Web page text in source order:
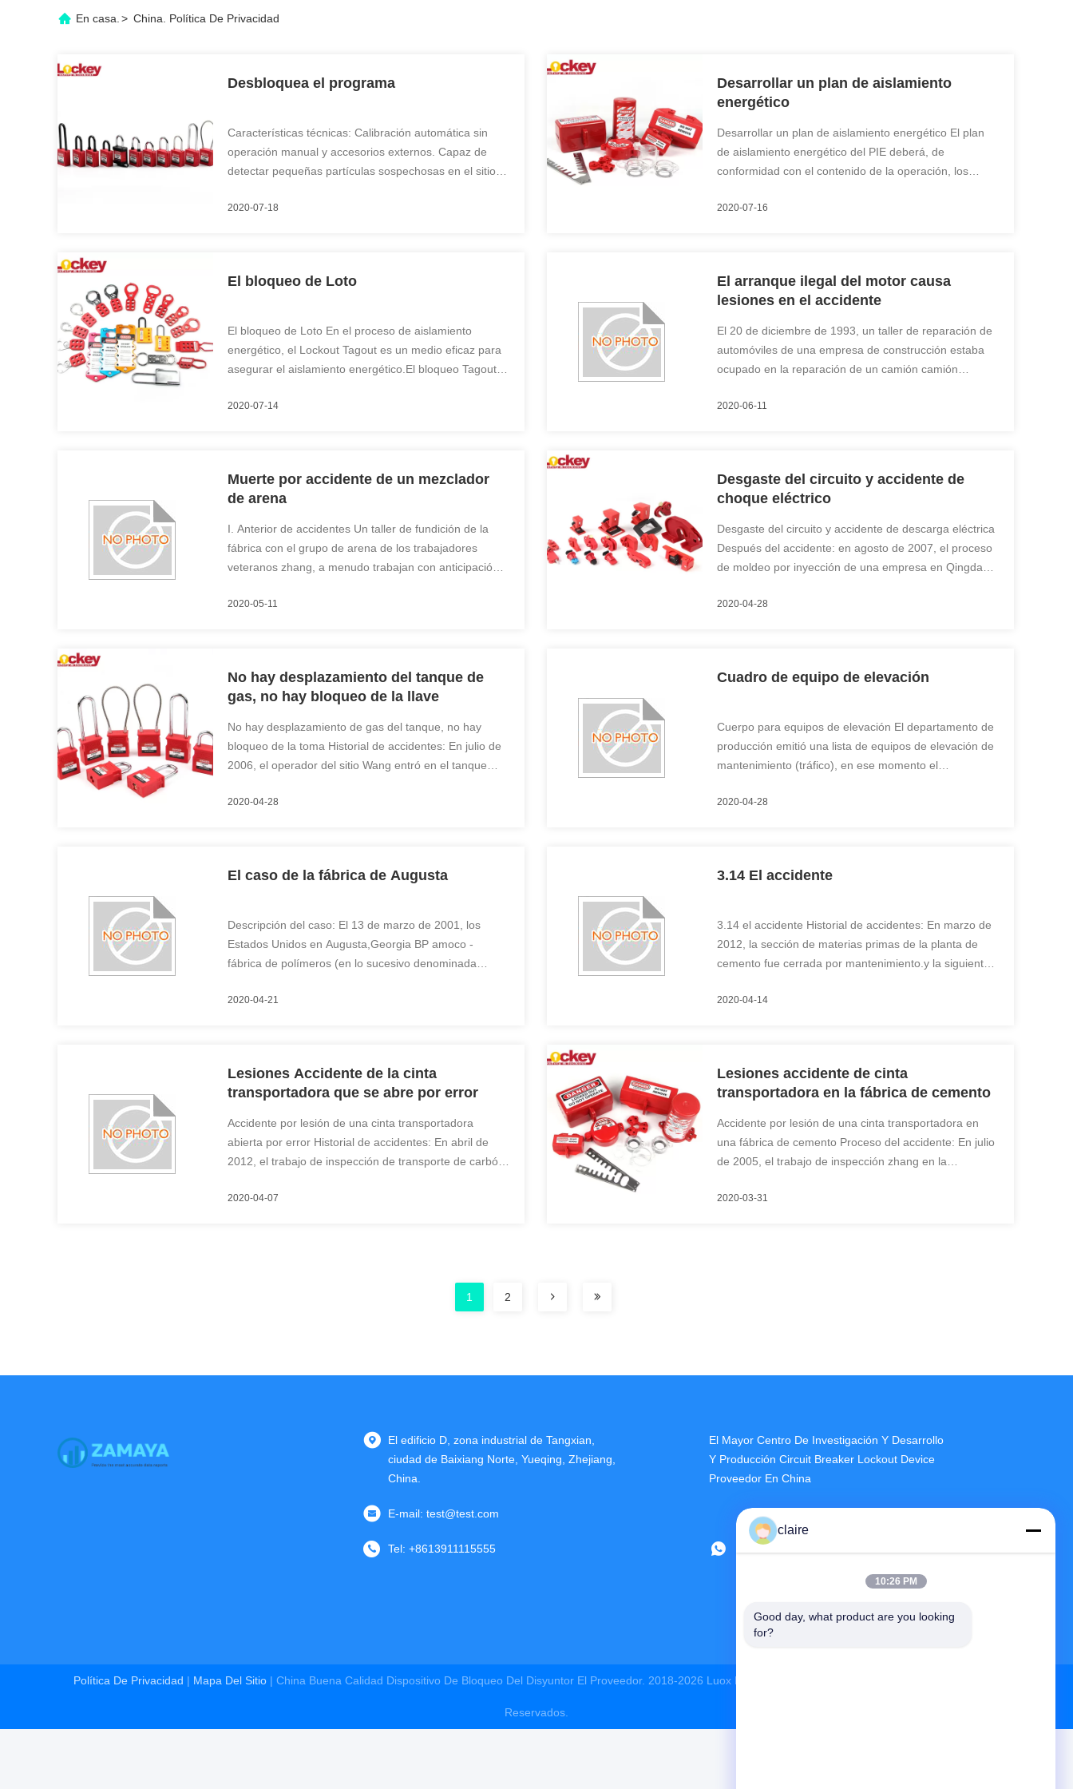
En casa. > China. Política De Privacidad
Desbloquea el programa
Características técnicas: Calibración automática sin
operación manual y accesorios externos. Capaz de
detectar pequeñas partículas sospechosas en el sitio
ignición y detener el láser automáticamente. Penetra el
2020-07-18
Desarrollar un plan de aislamiento
energético
Desarrollar un plan de aislamiento energético El plan
de aislamiento energético del PIE deberá, de
conformidad con el contenido de la operación, los
de información sobre la seguridad de los procesos del
2020-07-16
El bloqueo de Loto
El bloqueo de Loto En el proceso de aislamiento
energético, el Lockout Tagout es un medio eficaz para
asegurar el aislamiento energético.El bloqueo Tagout
el personal y no puede proteger las acciones
2020-07-14
El arranque ilegal del motor causa
lesiones en el accidente
El 20 de diciembre de 1993, un taller de reparación de
automóviles de una empresa de construcción estaba
ocupado en la reparación de un camión camión
motor,Resultando en la muerte de un mecánico que
2020-06-11
Muerte por accidente de un mezclador
de arena
I. Anterior de accidentes Un taller de fundición de la
fábrica con el grupo de arena de los trabajadores
veteranos zhang, a menudo trabajan con anticipación
para garantizar el funcionamiento normal de las horas
2020-05-11
Desgaste del circuito y accidente de
choque eléctrico
Desgaste del circuito y accidente de descarga eléctrica
Después del accidente: en agosto de 2007, el proceso
de moldeo por inyección de una empresa en Qingdao
lado de la lámpara de mesa de trabajo línea de energía
2020-04-28
No hay desplazamiento del tanque de
gas, no hay bloqueo de la llave
No hay desplazamiento de gas del tanque, no hay
bloqueo de la toma Historial de accidentes: En julio de
2006, el operador del sitio Wang entró en el tanque
oxygen content detection and did not carry out gas
2020-04-28
Cuadro de equipo de elevación
Cuerpo para equipos de elevación El departamento de
producción emitió una lista de equipos de elevación de
mantenimiento (tráfico), en ese momento el
explícitamente que antes de que el mantenimiento
2020-04-28
El caso de la fábrica de Augusta
Descripción del caso: El 13 de marzo de 2001, los
Estados Unidos en Augusta,Georgia BP amoco -
fábrica de polímeros (en lo sucesivo denominada
extremo abierto con fusión en caliente el depósito de
2020-04-21
3.14 El accidente
3.14 el accidente Historial de accidentes: En marzo de
2012, la sección de materias primas de la planta de
cemento fue cerrada por mantenimiento.y la siguiente
abre y el material cae por encima del operador,
2020-04-14
Lesiones Accidente de la cinta
transportadora que se abre por error
Accidente por lesión de una cinta transportadora
abierta por error Historial de accidentes: En abril de
2012, el trabajo de inspección de transporte de carbón
inmediatamente informar al operador de la cinta para el
2020-04-07
Lesiones accidente de cinta
transportadora en la fábrica de cemento
Accidente por lesión de una cinta transportadora en
una fábrica de cemento Proceso del accidente: En julio
de 2005, el trabajo de inspección zhang en la
transportadora, se encontró que el cilindro de la rueda
2020-03-31
1 2
El edificio D, zona industrial de Tangxian,
ciudad de Baixiang Norte, Yueqing, Zhejiang,
China.
E-mail: test@test.com
Tel: +8613911115555
El Mayor Centro De Investigación Y Desarrollo
Y Producción Circuit Breaker Lockout Device
Proveedor En China
Política De Privacidad | Mapa Del Sitio| China Buena Calidad Dispositivo De Bloqueo Del Disyuntor El Proveedor. 2018-2026 Luox Lockey Safety Products Co.,Ltd
Reservados.
claire
10:26 PM
Good day, what product are you looking
for?